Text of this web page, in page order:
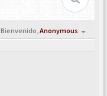
Bienvenido,Anonymous